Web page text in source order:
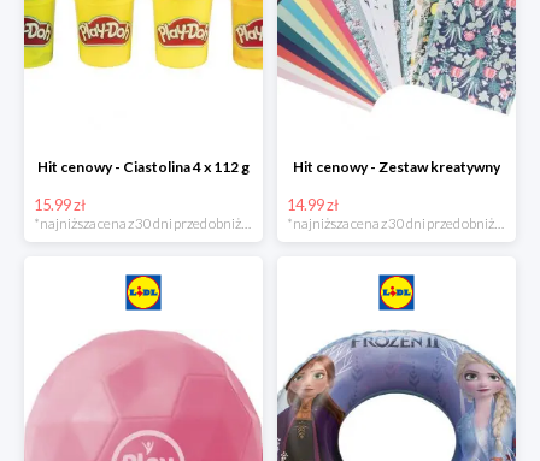
Hit cenowy - Ciastolina 4 x 112 g
15.99 zł
Hit cenowy - Zestaw kreatywny
14.99 zł